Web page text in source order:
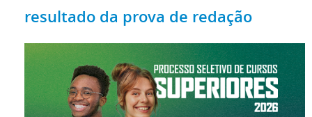
resultado da prova de redação